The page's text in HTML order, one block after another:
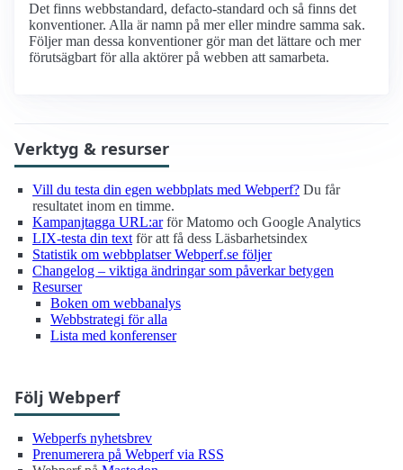
Det finns webbstandard, defacto-standard och så finns det
konventioner. Alla är namn på mer eller mindre samma sak.
Följer man dessa konventioner gör man det lättare och mer
förutsägbart för alla aktörer på webben att samarbeta.
Verktyg & resurser
Vill du testa din egen webbplats med Webperf? Du får
resultatet inom en timme.
Kampanjtagga URL:arför Matomo och Google Analytics
LIX-testa din text för att få dess Läsbarhetsindex
Statistik om webbplatser Webperf.se följer
Changelog – viktiga ändringar som påverkar betygen
Resurser
Boken om webbanalys
Webbstrategi för alla
Lista med konferenser
Följ Webperf
Webperfs nyhetsbrev
Prenumerera på Webperf via RSS